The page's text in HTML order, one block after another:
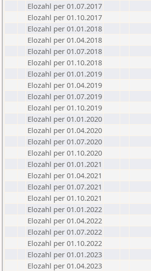
Elozahl per 01.07.2017
Elozahl per 01.10.2017
Elozahl per 01.01.2018
Elozahl per 01.04.2018
Elozahl per 01.07.2018
Elozahl per 01.10.2018
Elozahl per 01.01.2019
Elozahl per 01.04.2019
Elozahl per 01.07.2019
Elozahl per 01.10.2019
Elozahl per 01.01.2020
Elozahl per 01.04.2020
Elozahl per 01.07.2020
Elozahl per 01.10.2020
Elozahl per 01.01.2021
Elozahl per 01.04.2021
Elozahl per 01.07.2021
Elozahl per 01.10.2021
Elozahl per 01.01.2022
Elozahl per 01.04.2022
Elozahl per 01.07.2022
Elozahl per 01.10.2022
Elozahl per 01.01.2023
Elozahl per 01.04.2023